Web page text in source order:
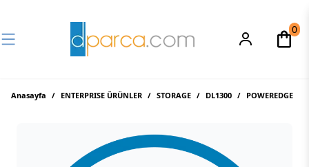
0
Anasayfa / ENTERPRISE ÜRÜNLER / STORAGE / DL1300 / POWEREDGE